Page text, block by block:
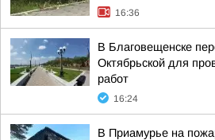
16:36
В Благовещенске
Октябрьской для
работ
16:24
В Приамурье на